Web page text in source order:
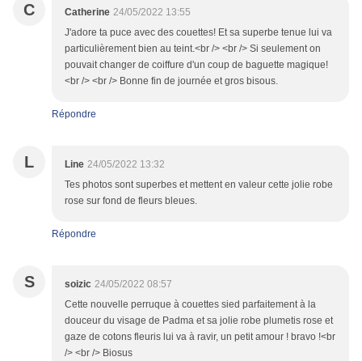
C Catherine 24/05/2022 13:55
J'adore ta puce avec des couettes! Et sa superbe tenue lui va
particulièrement bien au teint.<br /> <br /> Si seulement on
pouvait changer de coiffure d'un coup de baguette magique!
<br /> <br /> Bonne fin de journée et gros bisous.
Répondre
L Line 24/05/2022 13:32
Tes photos sont superbes et mettent en valeur cette jolie robe
rose sur fond de fleurs bleues.
Répondre
S soizic 24/05/2022 08:57
Cette nouvelle perruque à couettes sied parfaitement à la
douceur du visage de Padma et sa jolie robe plumetis rose et
gaze de cotons fleuris lui va à ravir, un petit amour ! bravo !<br
/> <br /> Biosus